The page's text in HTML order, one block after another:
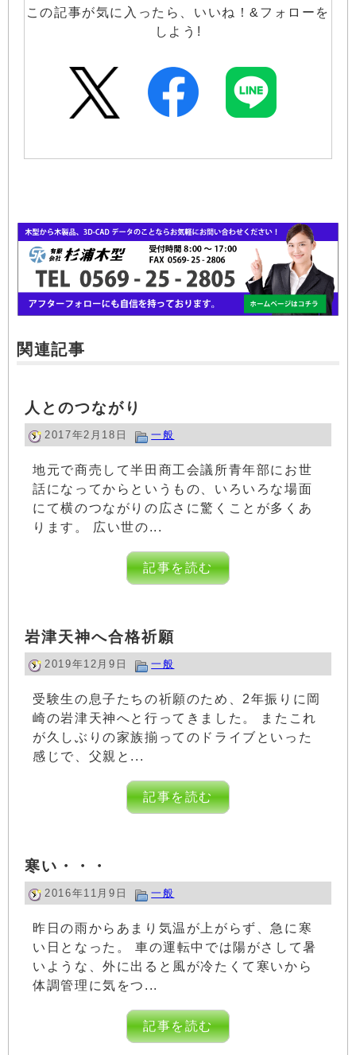
この記事が気に入ったら、いいね！&フォローを
しよう!
関連記事
人とのつながり
2017年2月18日 一般
地元で商売して半田商工会議所青年部にお世
話になってからというもの、いろいろな場面
にて横のつながりの広さに驚くことが多くあ
ります。 広い世の...
記事を読む
岩津天神へ合格祈願
2019年12月9日 一般
受験生の息子たちの祈願のため、2年振りに岡
崎の岩津天神へと行ってきました。 またこれ
が久しぶりの家族揃ってのドライブといった
感じで、父親と...
記事を読む
寒い・・・
2016年11月9日 一般
昨日の雨からあまり気温が上がらず、急に寒
い日となった。 車の運転中では陽がさして暑
いような、外に出ると風が冷たくて寒いから
体調管理に気をつ...
記事を読む